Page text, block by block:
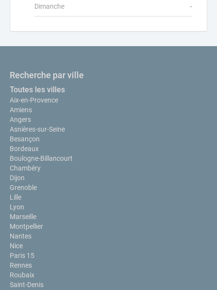
Dimanche -
Recherche par ville
Toutes les villes
Aix-en-Provence
Amiens
Angers
Asnières-sur-Seine
Besançon
Bordeaux
Boulogne-Billancourt
Chambéry
Dijon
Grenoble
Lille
Lyon
Marseille
Montpellier
Nantes
Nice
Paris 15
Rennes
Roubaix
Saint-Denis